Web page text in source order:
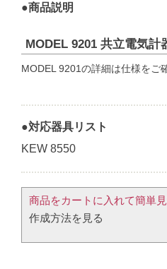
●商品説明
MODEL 9201 共立電気計
MODEL 9201の詳細は仕様をご
●対応器具リスト
KEW 8550
商品をカートに入れて簡単
作成方法を見る​​